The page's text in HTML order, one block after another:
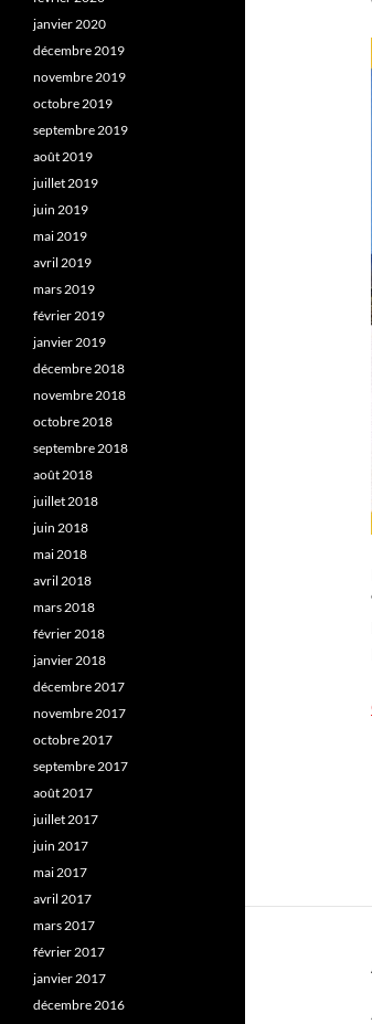
janvier 2020
décembre 2019
novembre 2019
octobre 2019
septembre 2019
août 2019
juillet 2019
juin 2019
mai 2019
avril 2019
mars 2019
février 2019
janvier 2019
décembre 2018
novembre 2018
octobre 2018
septembre 2018
août 2018
juillet 2018
juin 2018
mai 2018
avril 2018
mars 2018
février 2018
janvier 2018
décembre 2017
novembre 2017
octobre 2017
septembre 2017
août 2017
juillet 2017
juin 2017
mai 2017
avril 2017
mars 2017
février 2017
janvier 2017
décembre 2016